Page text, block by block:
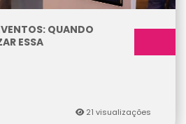
QUANDO
ESSA
21 visualizações